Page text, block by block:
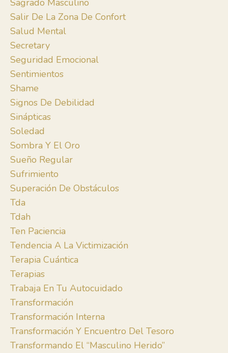
Sagrado Masculino
Salir De La Zona De Confort
Salud Mental
Secretary
Seguridad Emocional
Sentimientos
Shame
Signos De Debilidad
Sinápticas
Soledad
Sombra Y El Oro
Sueño Regular
Sufrimiento
Superación De Obstáculos
Tda
Tdah
Ten Paciencia
Tendencia A La Victimización
Terapia Cuántica
Terapias
Trabaja En Tu Autocuidado
Transformación
Transformación Interna
Transformación Y Encuentro Del Tesoro
Transformando El “masculino Herido”